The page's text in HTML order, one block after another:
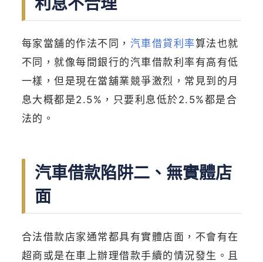
每家當舖的作法不同， 汽車借貸利率算法也就
不同，就像每間銀行的汽車借款利率有高有低
一樣，但是現在當舖業競爭激烈，常見到的月
息大概都是2.5%，只要利息低於2.5%都是合
法的。
汽車借款陷阱二、無實體店
面
合法借款店家通常都具有實體店面，不會有在
超商或是在車上辦理借款手續的情況發生。且